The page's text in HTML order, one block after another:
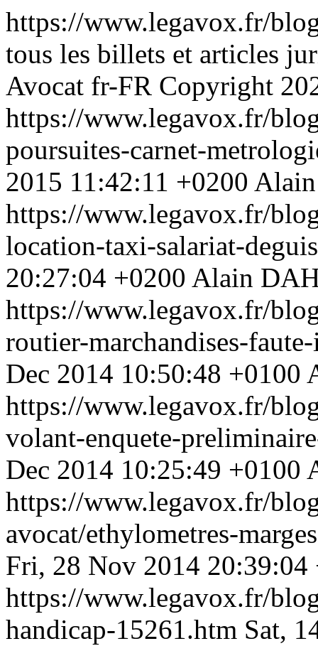
https://www.legavox.fr/
tous les billets et articles
Avocat fr-FR Copyright
https://www.legavox.fr/
poursuites-carnet-
2015 11:42:11 +0200
https://www.legavox.fr/
location-taxi-salariat-
20:27:04 +0200 Alain
https://www.legavox.fr/
routier-marchandises-
Dec 2014 10:50:48 +0100
https://www.legavox.fr/
volant-enquete-
Dec 2014 10:25:49 +0100
https://www.legavox.fr/
avocat/ethylometres-
Fri, 28 Nov 2014 20:39:04
https://www.legavox.fr/
handicap-15261.htm Sat,